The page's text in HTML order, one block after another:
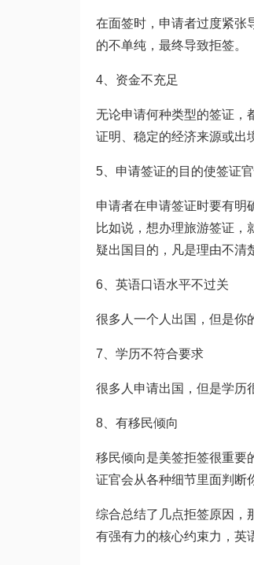
在面签时，申请者过度紧张
的不单纯，最终导致拒签。
4、资金不充足
无论申请何种类型的签证，
证明、稳定的经济来源或出
5、申请签证的目的使签证
申请者在申请签证时要有明
比如说，想办理旅游签证，
疑出国目的，凡是理由不清
6、英语口语水平不过关
很多人一个人出国，但是你
7、学历不符合要求
很多人申请出国，但是学历
8、有移民倾向
移民倾向是美签拒签很重要
证官会从各种细节里面判断
综合总结了几点拒签原因，
有强有力的核心约束力，